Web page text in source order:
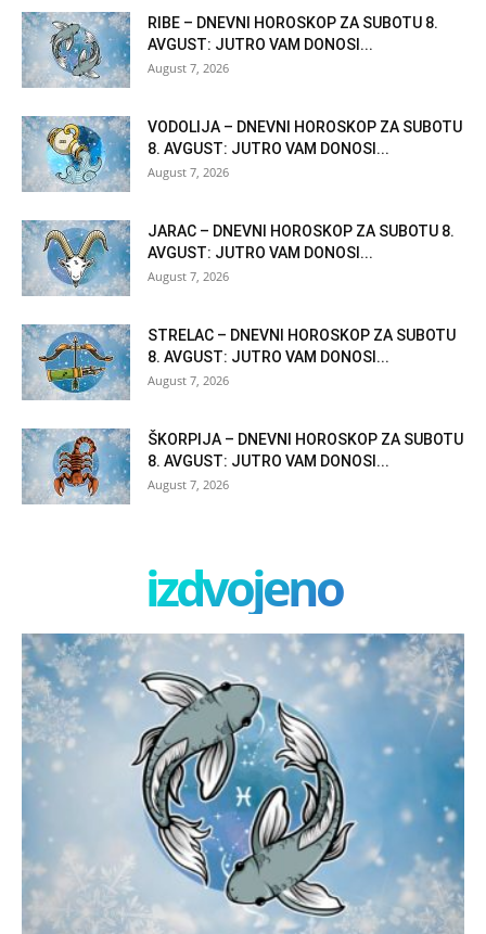
RIBE – DNEVNI HOROSKOP ZA SUBOTU 8.
AVGUST: JUTRO VAM DONOSI...
August 7, 2026
VODOLIJA – DNEVNI HOROSKOP ZA SUBOTU
8. AVGUST: JUTRO VAM DONOSI...
August 7, 2026
JARAC – DNEVNI HOROSKOP ZA SUBOTU 8.
AVGUST: JUTRO VAM DONOSI...
August 7, 2026
STRELAC – DNEVNI HOROSKOP ZA SUBOTU
8. AVGUST: JUTRO VAM DONOSI...
August 7, 2026
ŠKORPIJA – DNEVNI HOROSKOP ZA SUBOTU
8. AVGUST: JUTRO VAM DONOSI...
August 7, 2026
izdvojeno